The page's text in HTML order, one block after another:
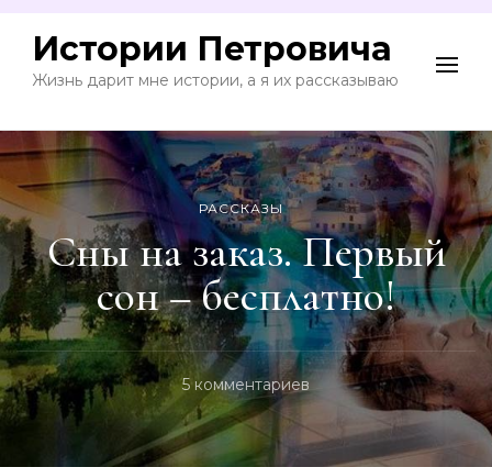
Истории Петровича
Жизнь дарит мне истории, а я их рассказываю
РАССКАЗЫ
Сны на заказ. Первый
сон – бесплатно!
5 комментариевк
Сны